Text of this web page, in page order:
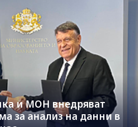
и МОН внедряват
за анализ на данни в